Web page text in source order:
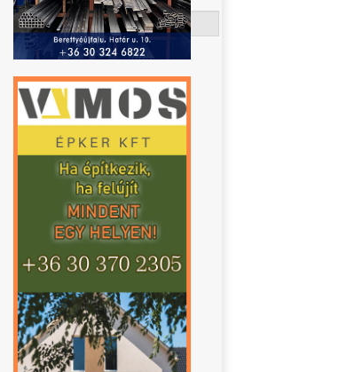
Keresés